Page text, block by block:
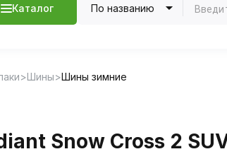
Каталог По названию
Шины Шины зимние
Snow Cross 2